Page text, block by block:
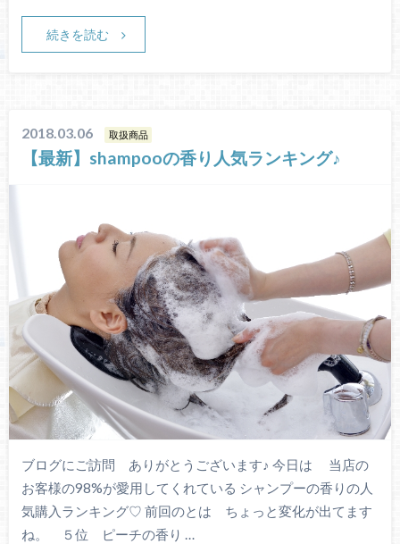
続きを読む
2018.03.06 取扱商品
【最新】shampooの香り人気ランキング♪
ブログにご訪問 ありがとうございます♪ 今日は 当店の
お客様の98%が愛用してくれている シャンプーの香りの人
気購入ランキング♡ 前回のとは ちょっと変化が出てます
ね。 ５位 ピーチの香り …